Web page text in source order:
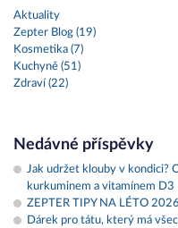
Aktuality
Zepter Blog (19)
Kosmetika (7)
Kuchyně (51)
Zdraví (22)
Nedávné příspěvky
Jak udržet klouby v kondici?
kurkuminem a vitamínem D3
ZEPTER TIPY NA LÉTO 2026
Dárek pro tátu, který má